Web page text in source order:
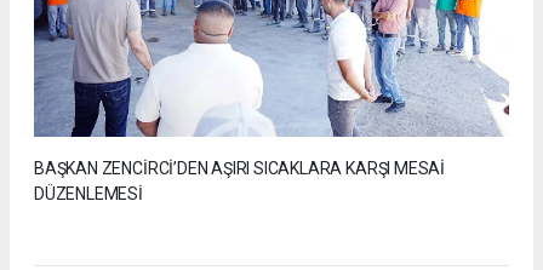
BAŞKAN ZENCİRCİ’DEN AŞIRI SICAKLARA KARŞI MESAİ
DÜZENLEMESİ